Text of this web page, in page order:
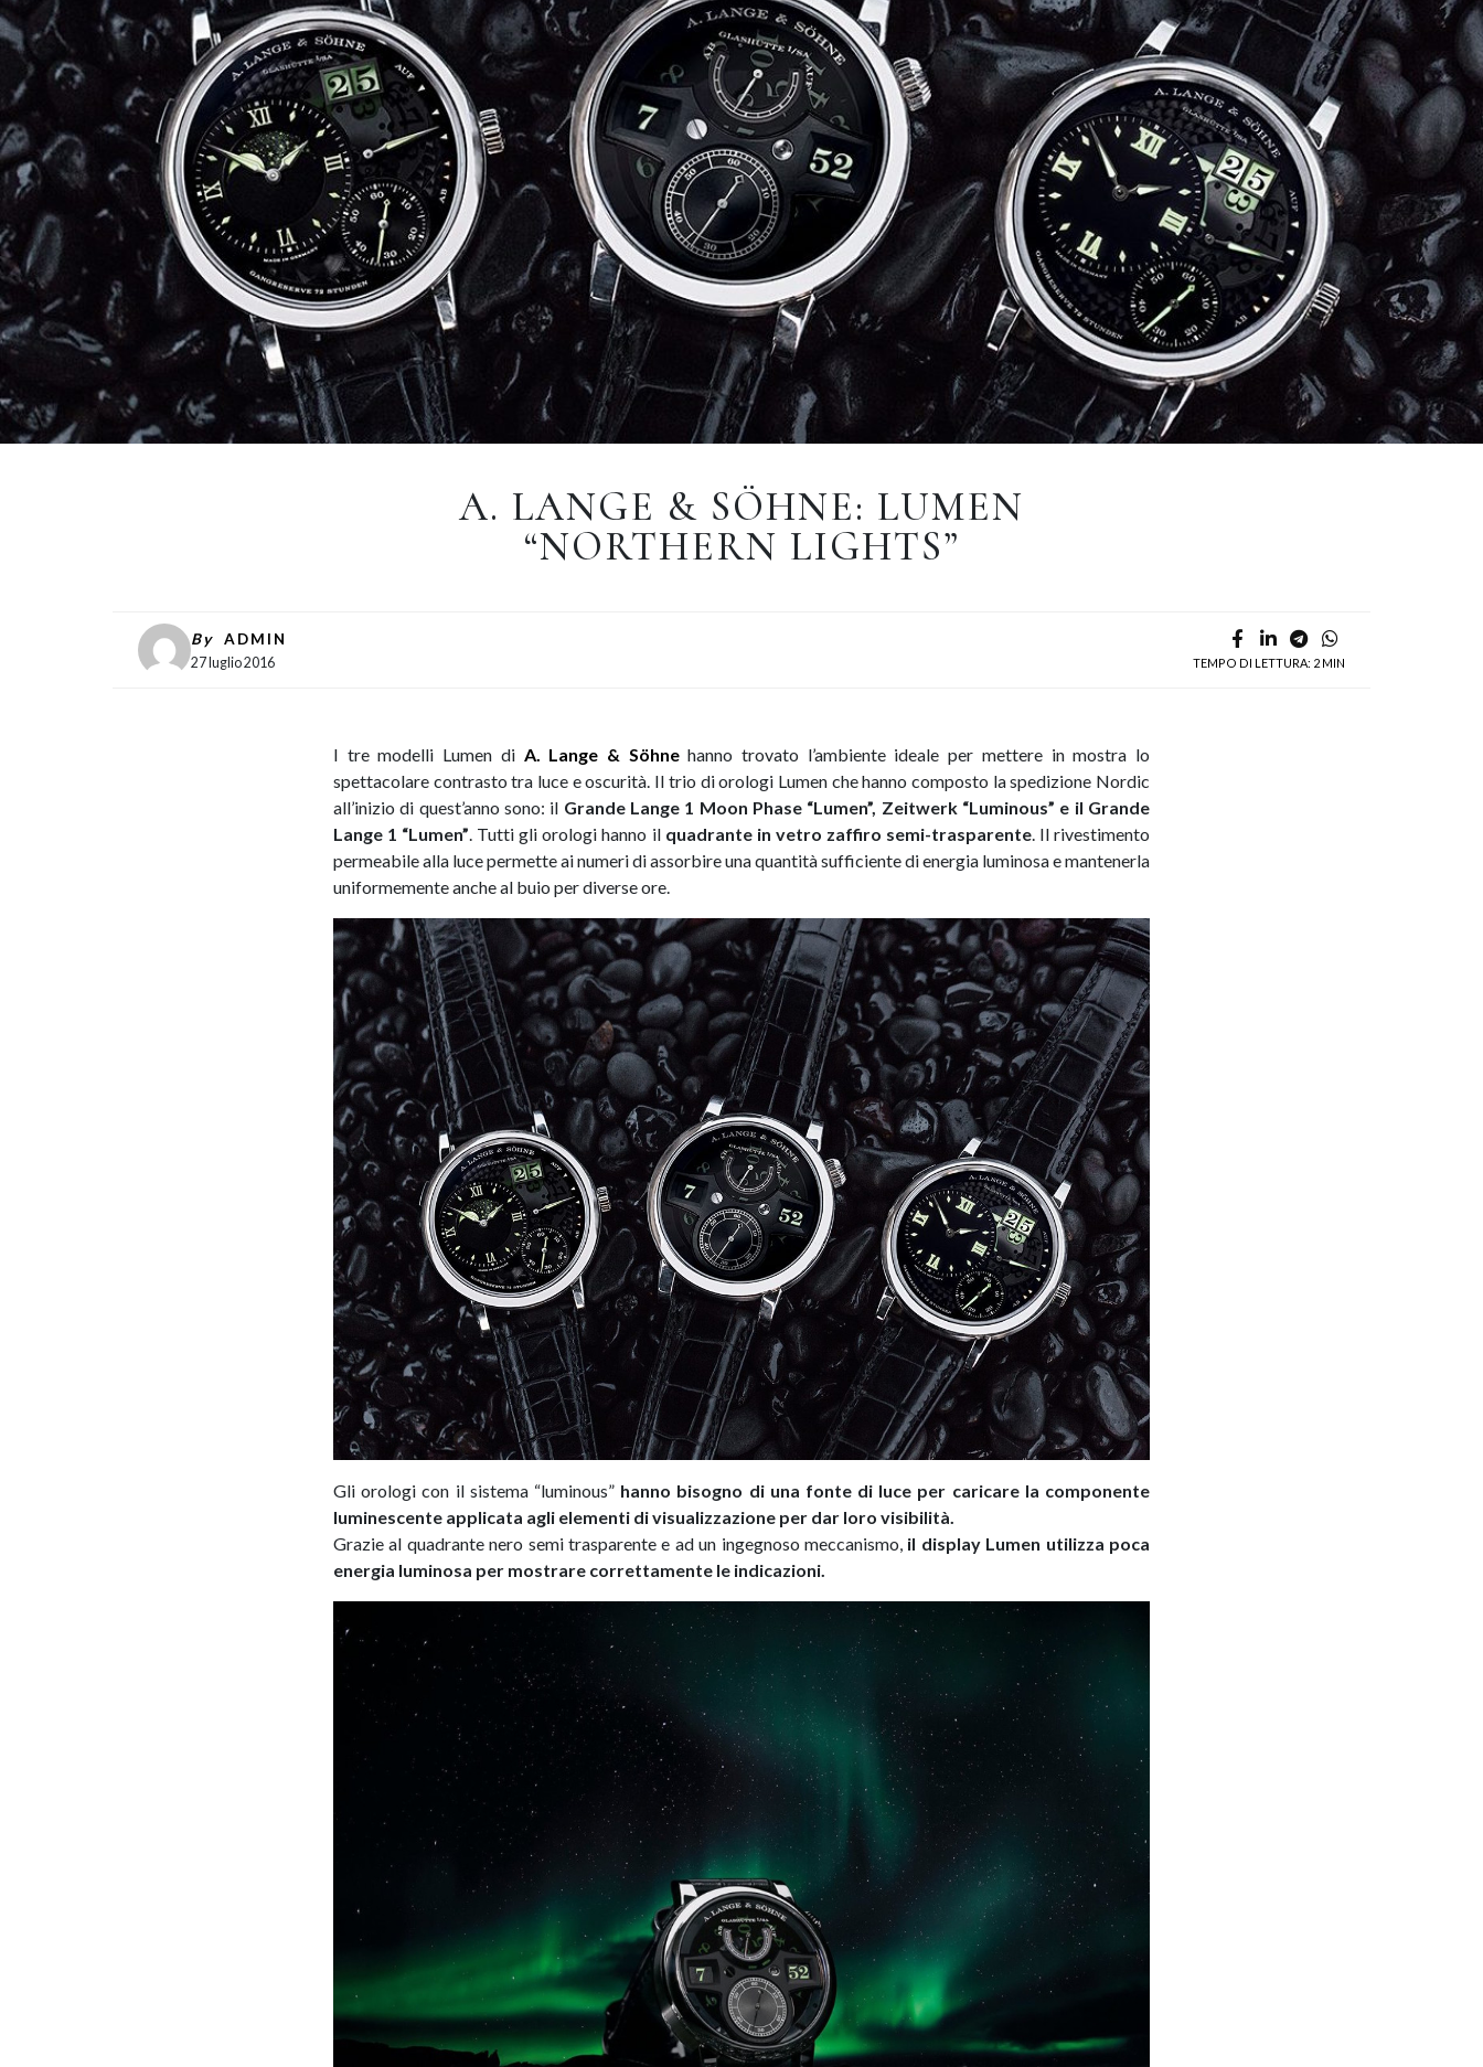
A. LANGE & SÖHNE: LUMEN
“NORTHERN LIGHTS”
By ADMIN
27 luglio 2016 TEMPO DI LETTURA: 2 MIN
I tre modelli Lumen di A. Lange & Söhnehanno trovato l’ambiente ideale per mettere in mostra lo
spettacolare contrasto tra luce e oscurità. Il trio di orologi Lumen che hanno composto la spedizione Nordic
all’inizio di quest’anno sono: il Grande Lange 1 Moon Phase “Lumen”, Zeitwerk “Luminous” e il Grande
Lange 1 “Lumen”. Tutti gli orologi hanno il quadrante in vetro zaffiro semi-trasparente. Il rivestimento
permeabile alla luce permette ai numeri di assorbire una quantità sufficiente di energia luminosa e mantenerla
uniformemente anche al buio per diverse ore.
Gli orologi con il sistema “luminous” hanno bisogno di una fonte di luce per caricare la componente
luminescente applicata agli elementi di visualizzazione per dar loro visibilità.
Grazie al quadrante nero semi trasparente e ad un ingegnoso meccanismo, il display Lumen utilizza poca
energia luminosa per mostrare correttamente le indicazioni.